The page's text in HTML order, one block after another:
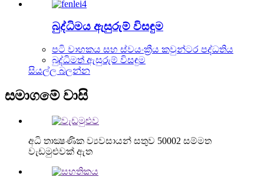
බුද්ධිමය ඇසුරුම් විසඳුම
පටි වාහකය සහ ස්වයංක්‍රීය කවුන්ටර පද්ධතිය
බුද්ධිමත් ඇසුරුම් විසඳුම
සියල්ල බලන්න
සමාගමේ වාසි
අධි තාක්‍ෂණික ව්‍යවසායන් සතුව 50002 සම්මත
වැඩමුළුවක් ඇත